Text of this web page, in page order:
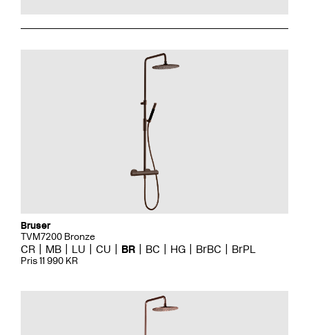
Bruser
TVM7200 Bronze
CR MB LU CU BR BC HG BrBC BrPL
Pris 11 990 KR